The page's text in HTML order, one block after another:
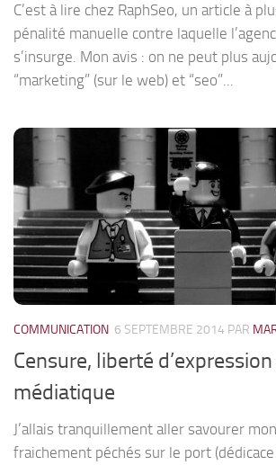
C’est à lire chez RaphSeo, un article à
pénalité manuelle contre laquelle
s’insurge. Mon avis : on ne peut plus
“marketing” (sur le web) et “seo”...
COMMUNICATION 6 SEPTEMBRE 2014 PAR
Censure, liberté
médiatique
J’allais tranquillement aller savourer
fraichement péchés sur le port